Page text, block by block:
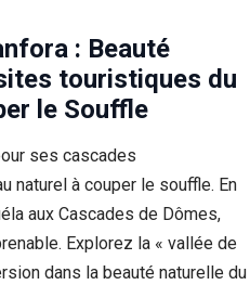
: Beauté
touristiques du
le Souffle
ses cascades
naturel à couper le souffle. En
aux Cascades de Dômes,
Explorez la « vallée de
dans la beauté naturelle du